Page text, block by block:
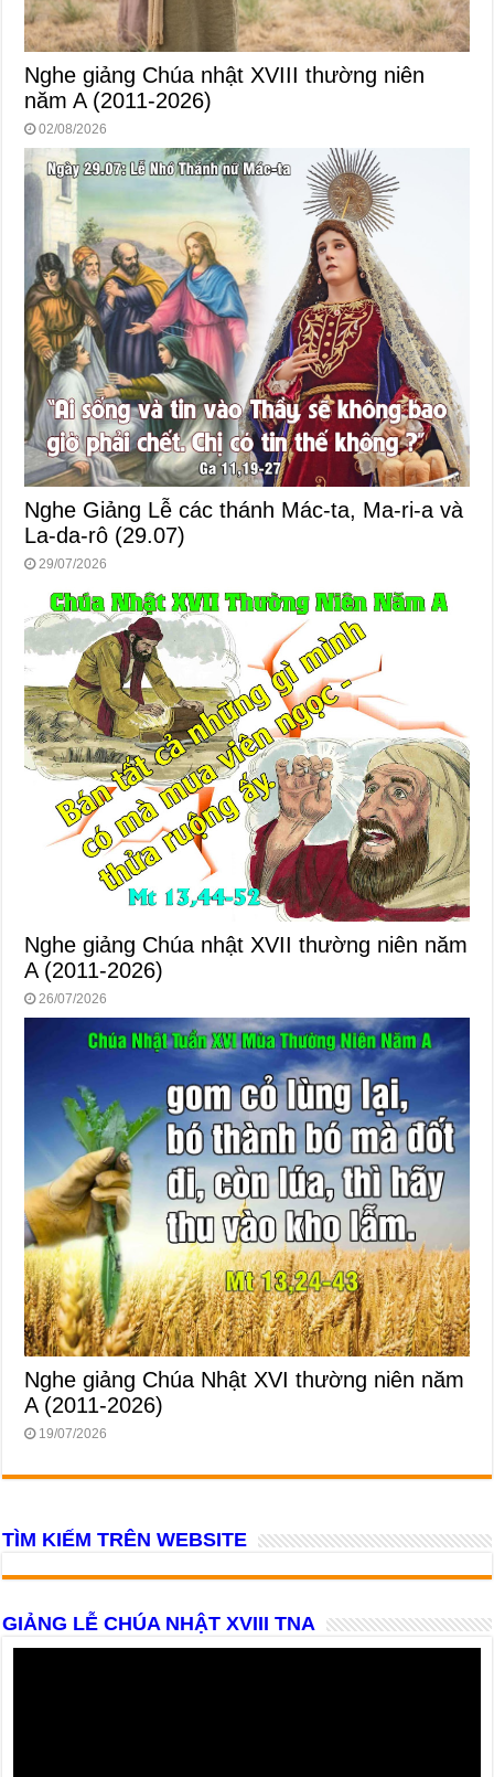
Nghe giảng Chúa nhật XVIII thường niên
năm A (2011-2026)
02/08/2026
Nghe Giảng Lễ các thánh Mác-ta, Ma-ri-a và
La-da-rô (29.07)
29/07/2026
Nghe giảng Chúa nhật XVII thường niên năm
A (2011-2026)
26/07/2026
Nghe giảng Chúa Nhật XVI thường niên năm
A (2011-2026)
19/07/2026
TÌM KIẾM TRÊN WEBSITE
GIẢNG LỄ CHÚA NHẬT XVIII TNA